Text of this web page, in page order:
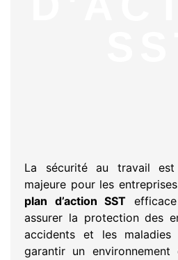
La sécurité au travail est
majeure pour les
plan d’action SST
assurer la protection des
accidents et les maladies
garantir un